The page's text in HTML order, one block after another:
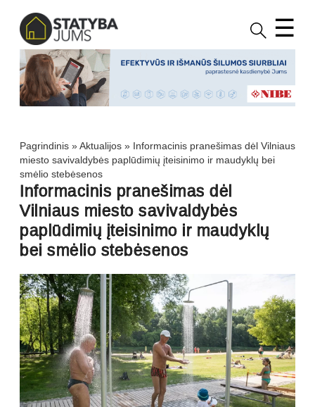
☰
Pagrindinis »Aktualijos » Informacinis pranešimas dėl Vilniaus
miesto savivaldybės paplūdimių įteisinimo ir maudyklų bei
smėlio stebėsenos
Informacinis pranešimas dėl
Vilniaus miesto savivaldybės
paplūdimių įteisinimo ir maudyklų
bei smėlio stebėsenos